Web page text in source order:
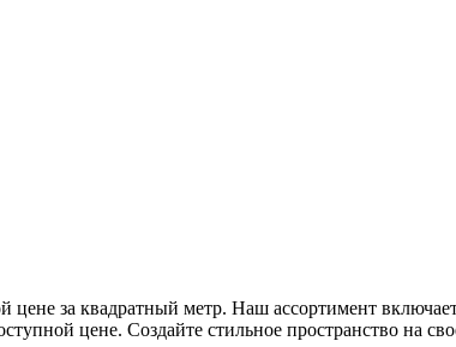
за квадратный метр. Наш ассортимент
цене. Создайте стильное пространство на